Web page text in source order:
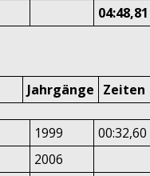
04:48,81
Jahrgänge Zeiten
1999
00:32,60
2006